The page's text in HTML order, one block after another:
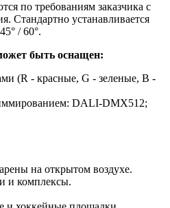
по требованиям заказчика с
Стандартно устанавливается
/ 60°.
быть оснащен:
(R - красные, G - зеленые, B -
DALI-DMX512;
на открытом воздухе.
и комплексы.